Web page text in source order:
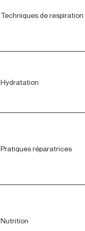
Techniques de respiration
Hydratation
Pratiques réparatrices
Nutrition